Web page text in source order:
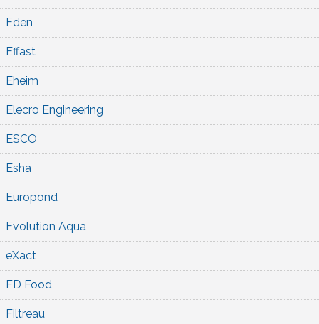
Eden
Effast
Eheim
Elecro Engineering
ESCO
Esha
Europond
Evolution Aqua
eXact
FD Food
Filtreau